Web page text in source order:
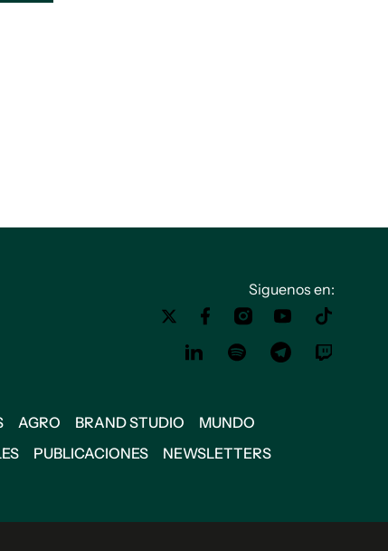
Siguenos en:
AGRO BRAND STUDIO
MUNDO
PUBLICACIONES
NEWSLETTERS